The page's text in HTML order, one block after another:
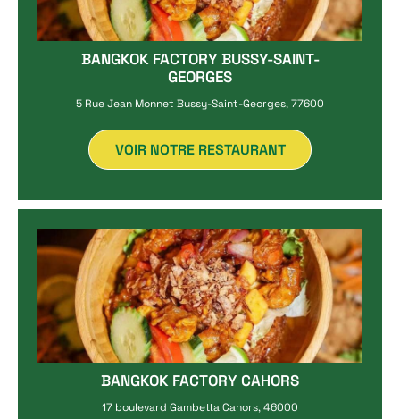
BANGKOK FACTORY BUSSY-SAINT-
GEORGES
5 Rue Jean Monnet Bussy-Saint-Georges, 77600
VOIR NOTRE RESTAURANT
BANGKOK FACTORY CAHORS
17 boulevard Gambetta Cahors, 46000